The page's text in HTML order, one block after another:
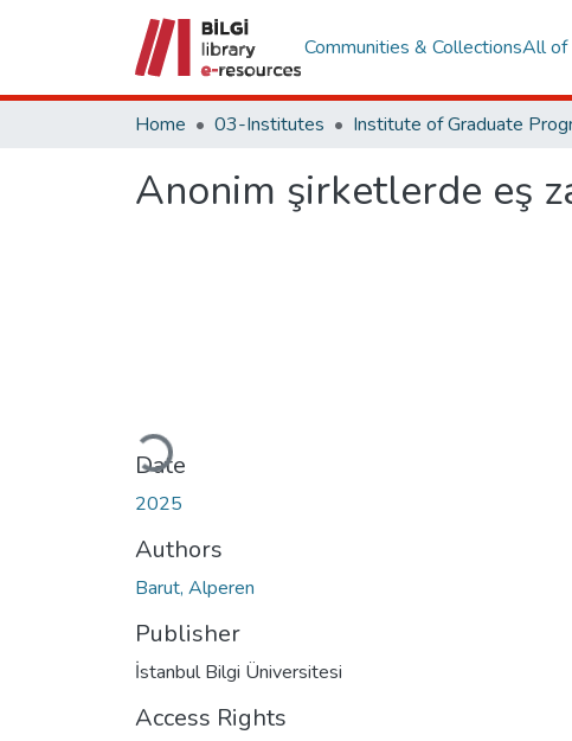
Communities & CollectionsAll of
Home 03-Institutes
Anonim şirketlerde eş
Loading...
Date
2025
Authors
Barut, Alperen
Publisher
İstanbul Bilgi Üniversitesi
Access Rights